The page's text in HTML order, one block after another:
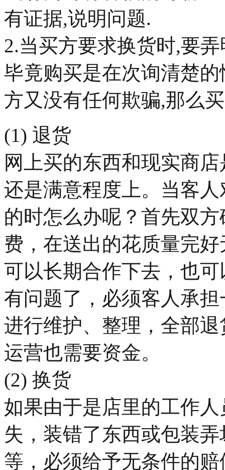
有证据,说明问题.
2.当买方要求换货时,要
毕竟购买是在次询清楚
方又没有任何欺骗,那么
(1) 退货
网上买的东西和现实商
还是满意程度上。当客
的时怎么办呢？首先双
费，在送出的花质量完
可以长期合作下去，也
有问题了，必须客人承
进行维护、整理，全部
运营也需要资金。
(2) 换货
如果由于是店里的工作
失，装错了东西或包装
等，必须给予无条件的